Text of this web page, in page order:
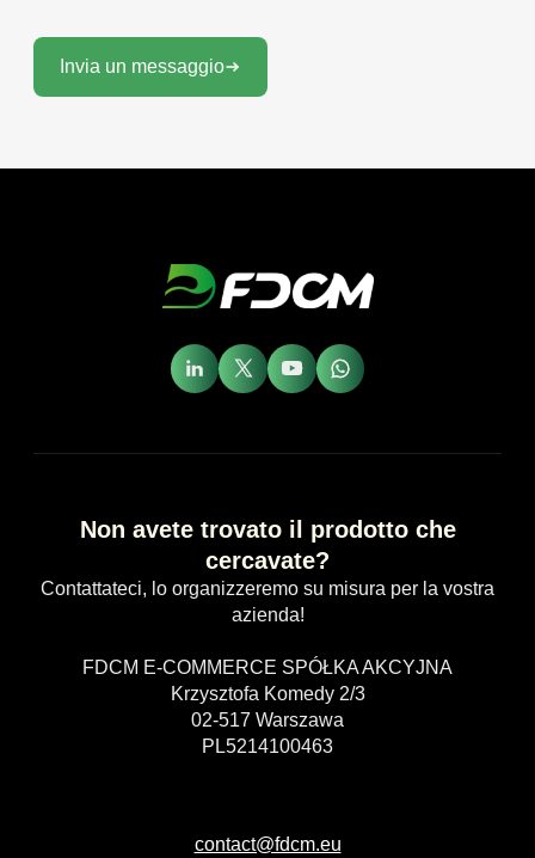
Invia un messaggio
Non avete trovato il prodotto che
cercavate?
Contattateci, lo organizzeremo su misura per la vostra
azienda!
FDCM E-COMMERCE SPÓŁKA AKCYJNA
Krzysztofa Komedy 2/3
02-517 Warszawa
PL5214100463
contact@fdcm.eu